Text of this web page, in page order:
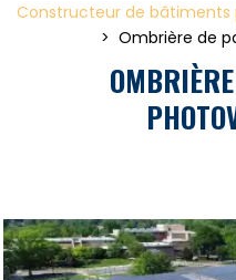
Constructeur de bâtiments
Ombrière de